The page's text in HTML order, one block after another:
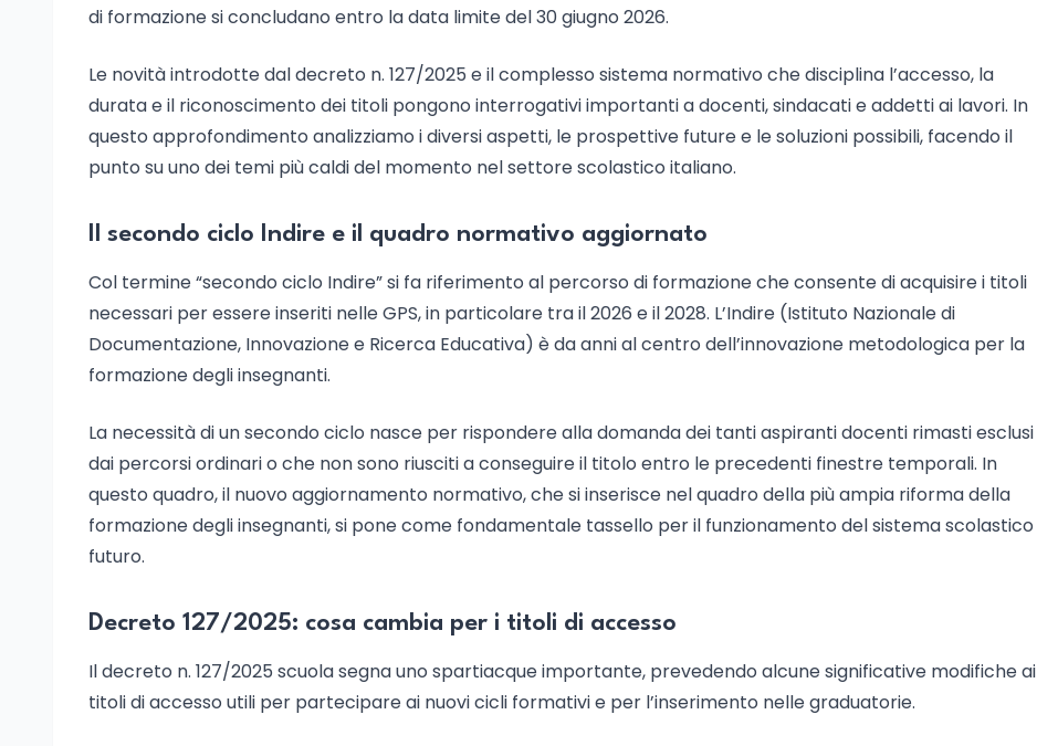
di formazione si concludano entro la data limite del 30 giugno 2026.
Le novità introdotte dal decreto n. 127/2025 e il complesso sistema normativo che disciplina l’accesso, la
durata e il riconoscimento dei titoli pongono interrogativi importanti a docenti, sindacati e addetti ai lavori. In
questo approfondimento analizziamo i diversi aspetti, le prospettive future e le soluzioni possibili, facendo il
punto su uno dei temi più caldi del momento nel settore scolastico italiano.
Il secondo ciclo Indire e il quadro normativo aggiornato
Col termine “secondo ciclo Indire” si fa riferimento al percorso di formazione che consente di acquisire i titoli
necessari per essere inseriti nelle GPS, in particolare tra il 2026 e il 2028. L’Indire (Istituto Nazionale di
Documentazione, Innovazione e Ricerca Educativa) è da anni al centro dell’innovazione metodologica per la
formazione degli insegnanti.
La necessità di un secondo ciclo nasce per rispondere alla domanda dei tanti aspiranti docenti rimasti esclusi
dai percorsi ordinari o che non sono riusciti a conseguire il titolo entro le precedenti finestre temporali. In
questo quadro, il nuovo aggiornamento normativo, che si inserisce nel quadro della più ampia riforma della
formazione degli insegnanti, si pone come fondamentale tassello per il funzionamento del sistema scolastico
futuro.
Decreto 127/2025: cosa cambia per i titoli di accesso
Il decreto n. 127/2025 scuola segna uno spartiacque importante, prevedendo alcune significative modifiche ai
titoli di accesso utili per partecipare ai nuovi cicli formativi e per l’inserimento nelle graduatorie.